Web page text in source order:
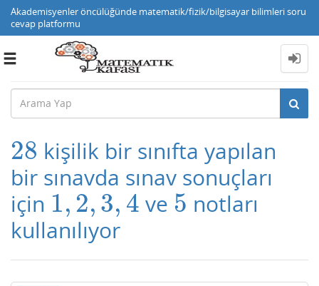
Akademisyenler öncülüğünde matematik/fizik/bilgisayar bilimleri soru
cevap platformu
Toggle
28
28 kişilik bir sınıfta yapılan
bir sınavda sınav sonuçları
için 1, 2, 3, 4
1,2,3 ,4 ve 5
5 notları
kullanılıyor